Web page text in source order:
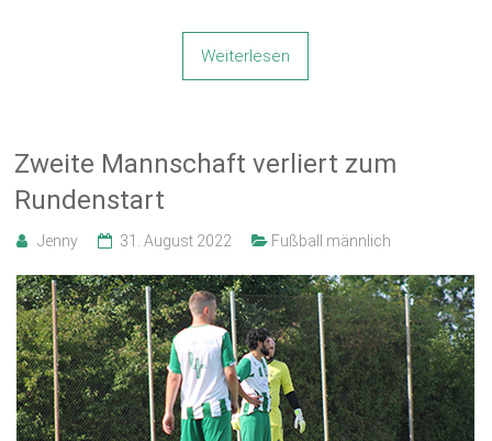
Weiterlesen
Zweite Mannschaft verliert zum
Rundenstart
Jenny 31. August 2022 Fußball männlich